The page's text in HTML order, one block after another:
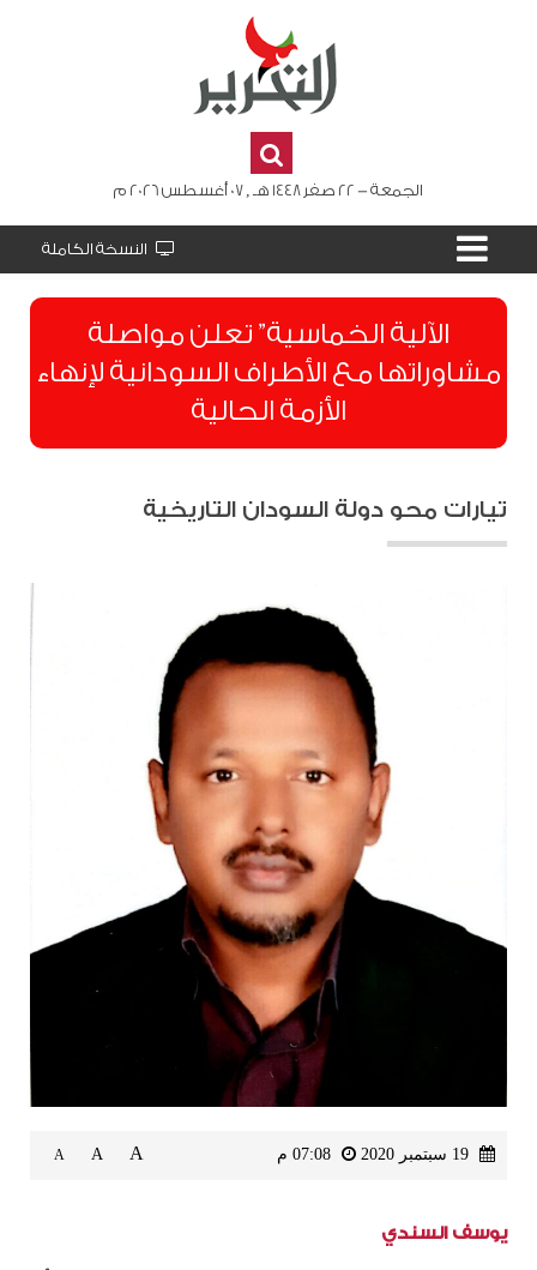
الجمعة - 22 صفر 1448 هـ , 07 أغسطس 2026 م
النسخة الكاملة
الآلية الخماسية” تعلن مواصلة
مشاوراتها مع الأطراف السودانية لإنهاء
الأزمة الحالية
تيارات محو دولة السودان التاريخية
A
A
A
يوسف السندي